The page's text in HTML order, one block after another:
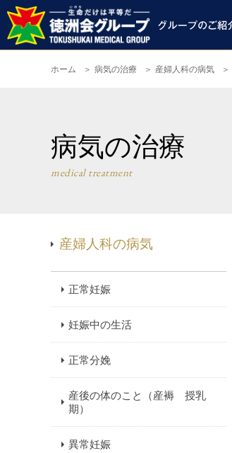
ホーム 病気の治療 産婦人科の病気
病気の治療
medical treatment
産婦人科の病気
正常妊娠
妊娠中の生活
正常分娩
産後の体のこと（産褥 授乳
期）
異常妊娠